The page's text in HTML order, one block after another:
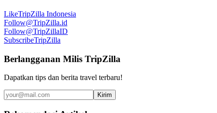
LikeTripZilla Indonesia
Follow@TripZilla.id
Follow@TripZillaID
SubscribeTripZilla
Berlangganan Milis TripZilla
Dapatkan tips dan berita travel terbaru!
Kirim